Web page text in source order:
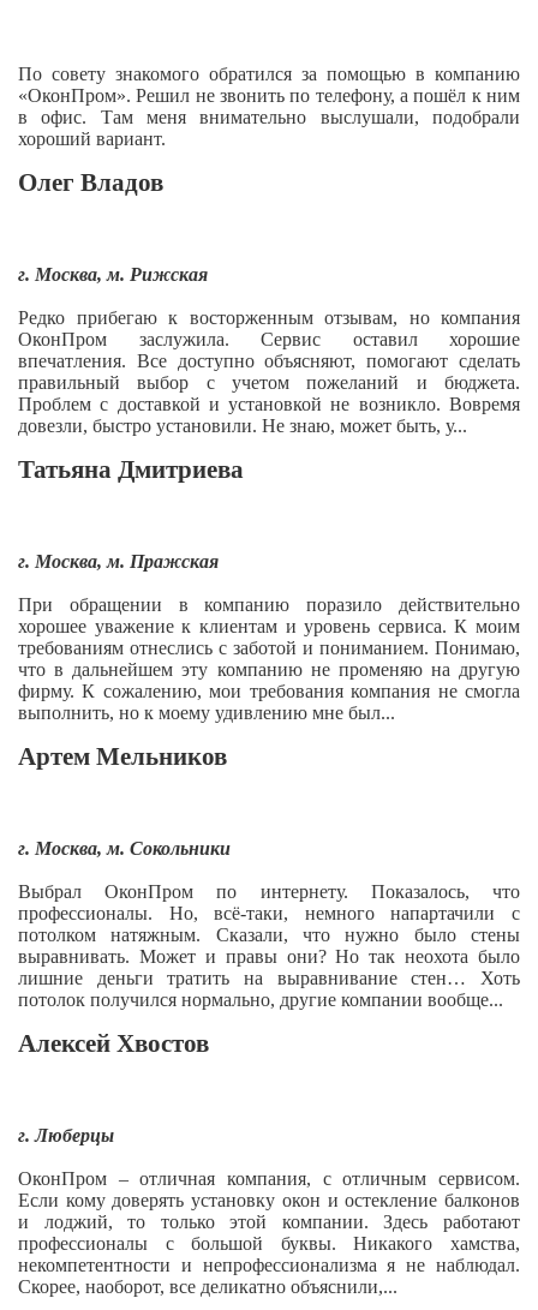
По совету знакомого обратился за помощью в компанию
«ОконПром». Решил не звонить по телефону, а пошёл к ним
в офис. Там меня внимательно выслушали, подобрали
хороший вариант.
Олег Владов
г. Москва, м. Рижская
Редко прибегаю к восторженным отзывам, но компания
ОконПром заслужила. Сервис оставил хорошие
впечатления. Все доступно объясняют, помогают сделать
правильный выбор с учетом пожеланий и бюджета.
Проблем с доставкой и установкой не возникло. Вовремя
довезли, быстро установили. Не знаю, может быть, у...
Татьяна Дмитриева
г. Москва, м. Пражская
При обращении в компанию поразило действительно
хорошее уважение к клиентам и уровень сервиса. К моим
требованиям отнеслись с заботой и пониманием. Понимаю,
что в дальнейшем эту компанию не променяю на другую
фирму. К сожалению, мои требования компания не смогла
выполнить, но к моему удивлению мне был...
Артем Мельников
г. Москва, м. Сокольники
Выбрал ОконПром по интернету. Показалось, что
профессионалы. Но, всё-таки, немного напартачили с
потолком натяжным. Сказали, что нужно было стены
выравнивать. Может и правы они? Но так неохота было
лишние деньги тратить на выравнивание стен… Хоть
потолок получился нормально, другие компании вообще...
Алексей Хвостов
г. Люберцы
ОконПром – отличная компания, с отличным сервисом.
Если кому доверять установку окон и остекление балконов
и лоджий, то только этой компании. Здесь работают
профессионалы с большой буквы. Никакого хамства,
некомпетентности и непрофессионализма я не наблюдал.
Скорее, наоборот, все деликатно объяснили,...